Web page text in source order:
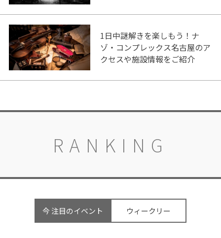
1日中謎解きを楽しもう！ナ
ゾ・コンプレックス名古屋のア
クセスや施設情報をご紹介
RANKING
今 注目のイベント ウィークリー